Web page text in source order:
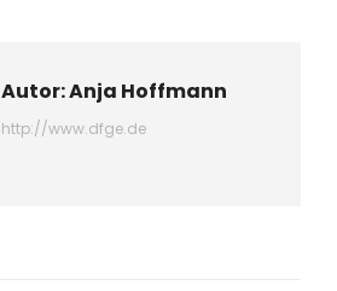
Autor:Anja Hoffmann
http://www.dfge.de